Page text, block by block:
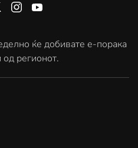
ќе добивате е-порака
регионот.